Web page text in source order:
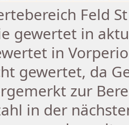
Feld
gewertet in
in
gewertet, da
zur
in der